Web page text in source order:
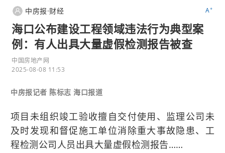
中房报·财经 A+
海口公布建设工程领域违法行为典型案
例：有人出具大量虚假检测报告被查
中国房地产网
2025-08-08 11:53
中房报记者 陈标志 海口报道
项目未组织竣工验收擅自交付使用、监理公司未
及时发现和督促施工单位消除重大事故隐患、工
程检测公司人员出具大量虚假检测报告……